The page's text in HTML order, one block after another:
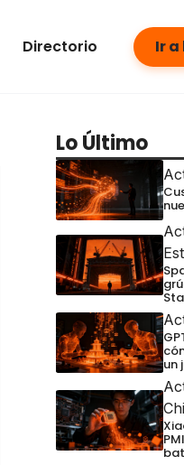
Directorio Ir
Lo Último
un